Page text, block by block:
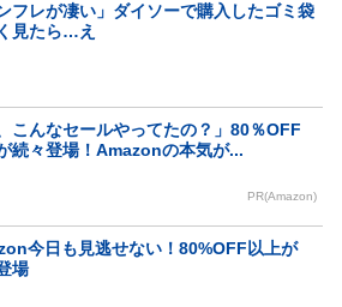
ンフレが凄い」ダイソーで購入したゴミ袋
見たら…え
、こんなセールやってたの？」80％OFF
続々登場！Amazonの本気が...
PR(Amazon)
今日も見逃せない！80%OFF以上が
場